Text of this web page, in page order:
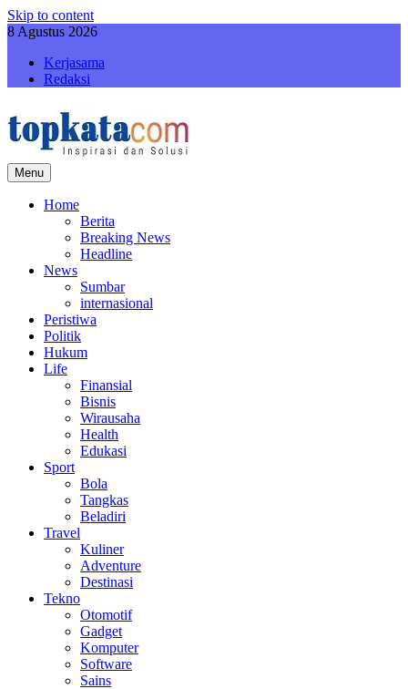
Skip to content
8 Agustus 2026
Kerjasama
Redaksi
topkatacom
Berita Terkini dan Terbaru Hari Ini
Menu
Home
Berita
Breaking News
Headline
News
Sumbar
internasional
Peristiwa
Politik
Hukum
Life
Finansial
Bisnis
Wirausaha
Health
Edukasi
Sport
Bola
Tangkas
Beladiri
Travel
Kuliner
Adventure
Destinasi
Tekno
Otomotif
Gadget
Komputer
Software
Sains